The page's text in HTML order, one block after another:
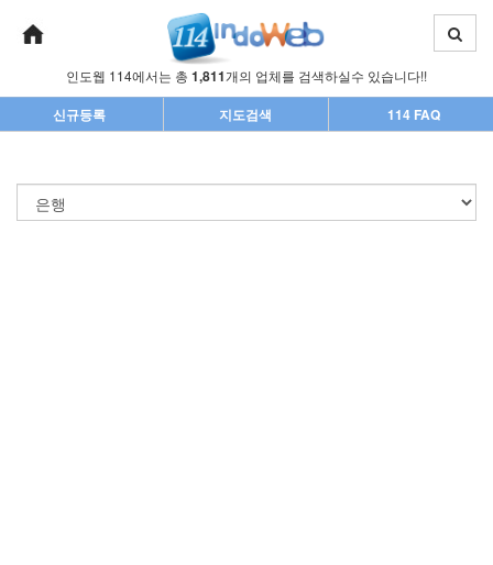
인도웹 114에서는 총 1,811개의 업체를 검색하실수 있습니다!!
신규등록 지도검색 114 FAQ